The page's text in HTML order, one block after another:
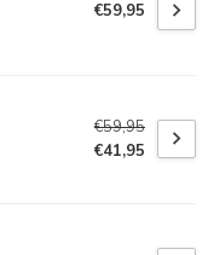
€59,95
€59,95
€41,95